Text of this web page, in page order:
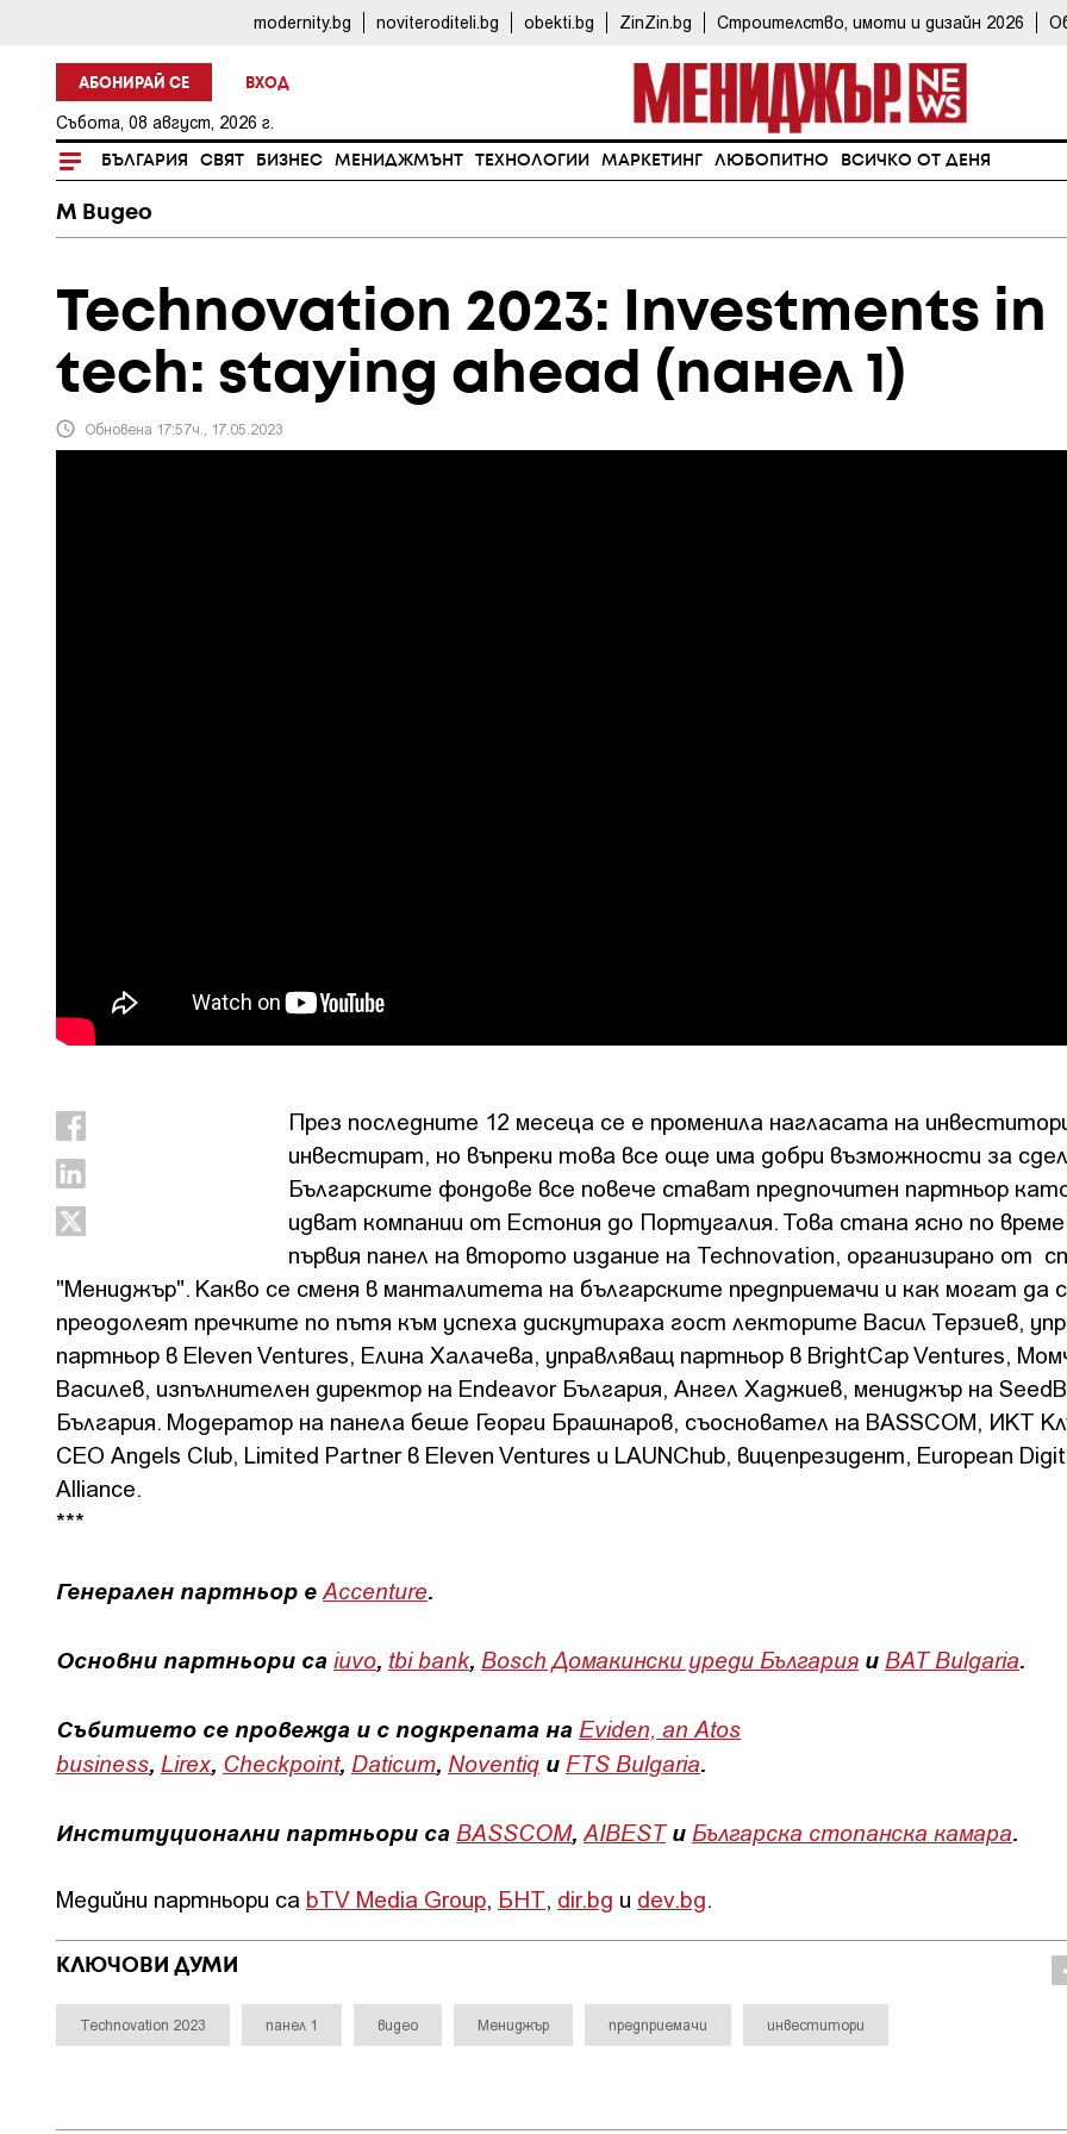
modernity.bg noviteroditeli.bg obekti.bg ZinZin.bg Строителство, имоти и дизайн 2026
АБОНИРАЙ СЕ ВХОД
Събота, 08 август, 2026 г.
БЪЛГАРИЯ СВЯТ БИЗНЕС МЕНИДЖМЪНТ ТЕХНОЛОГИИ МАРКЕТИНГ ЛЮБОПИТНО ВСИЧКО ОТ ДЕНЯ
M Видео
Technovation 2023: Investments in
tech: staying ahead (панел 1)
Обновена 17:57ч., 17.05.2023
През последните 12 месеца се е променила нагласата на
инвестират, но въпреки това все още има добри възможности за
Българските фондове все повече стават предпочитен партньор
идват компании от Естония до Португалия. Това стана ясно по
първия панел на второто издание на Technovation, организирано от
"Мениджър". Какво се сменя в манталитета на българските предприемачи и как могат да
преодолеят пречките по пътя към успеха дискутираха гост лекторите Васил Терзиев,
партньор в Eleven Ventures, Елина Халачева, управляващ партньор в BrightCap Ventures,
Василев, изпълнителен директор на Endeavor България, Ангел Хаджиев, мениджър на
България. Модератор на панела беше Георги Брашнаров, съосновател на BASSCOM, ИКТ
CEO Angels Club, Limited Partner в Eleven Ventures и LAUNChub, вицепрезидент, European
Alliance.
***
Генерален партньор e Accenture
Основни партньори са iuvo tbi bank, Bosch Домакински уреди България и BAT Bulgaria
Събитието се провежда и с подкрепата на Eviden, an Atos
business Lirex Checkpoint, Daticum Noventiq и FTS Bulgaria
Институционални партньори са BASSCOM, AIBESTи Българска стопанска камара
Медийни партньори са bTV Media Group БНТ dir.bg и dev.bg
КЛЮЧОВИ ДУМИ
Technovation 2023 панел 1 видео Мениджър предприемачи инвеститори